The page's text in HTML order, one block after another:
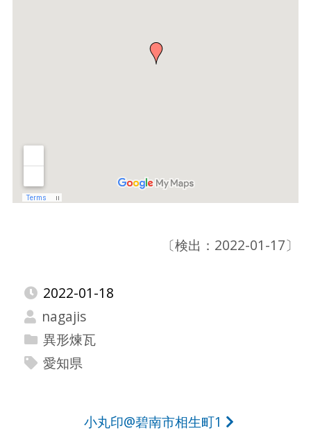
〔検出：2022-01-17〕
2022-01-18
nagajis
異形煉瓦
愛知県
小丸印@碧南市相生町1